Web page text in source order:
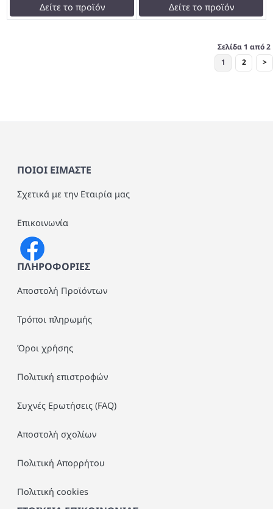
Δείτε το προϊόν
testFalse
Δείτε το προϊόν
testFalse
Μέταλλο-Σχοινί Σε Φυσική
Απόχρωση Φ34.5x23εκ 979
Σελίδα 1 από 2
1
2 >
ΠΟΙΟΙ ΕΙΜΑΣΤΕ
Σχετικά με την Εταιρία μας
Επικοινωνία
ΠΛΗΡΟΦΟΡΙΕΣ
Αποστολή Προϊόντων
Τρόποι πληρωμής
Όροι χρήσης
Πολιτική επιστροφών
Συχνές Ερωτήσεις (FAQ)
Αποστολή σχολίων
Πολιτική Απορρήτου
Πολιτική cookies